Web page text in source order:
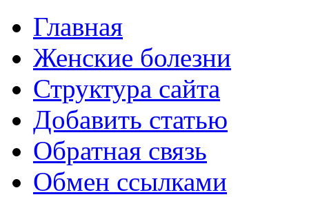
Главная
Женские болезни
Структура сайта
Добавить статью
Обратная связь
Обмен ссылками